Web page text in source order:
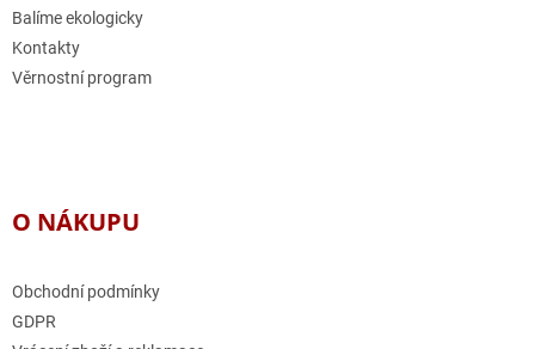
Balíme ekologicky
Kontakty
Věrnostní program
O NÁKUPU
Obchodní podmínky
GDPR